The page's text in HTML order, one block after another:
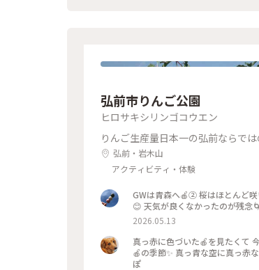
弘前市りんご公園
ヒロサキシリンゴコウエン
りんご生産量日本一の弘前ならで
弘前・岩木山
アクティビティ・体験
GWは青森へ🍎② 桜はほとんど
😊 天気が良くなかったのが残念
2026.05.13
真っ赤に色づいた🍎を見たくて
🍎の季節✨ 真っ青な空に真っ赤
ぽ